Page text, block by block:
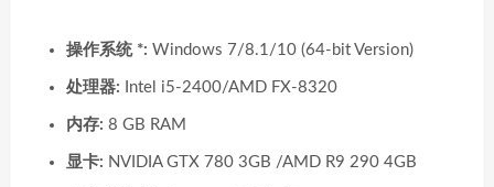
操作系统 *: Windows 7/8.1/10 (64-bit Version)
处理器: Intel i5-2400/AMD FX-8320
内存: 8 GB RAM
显卡: NVIDIA GTX 780 3GB /AMD R9 290 4GB